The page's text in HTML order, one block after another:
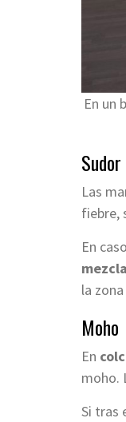
En un
Sudor
Las
fiebre,
En
la
Moho
En
moho.
Si tras